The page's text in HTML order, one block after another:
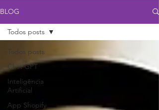
BLOG
Todos posts
Chat GPT
Inteligência
Artificial
App Shopify
Todos posts